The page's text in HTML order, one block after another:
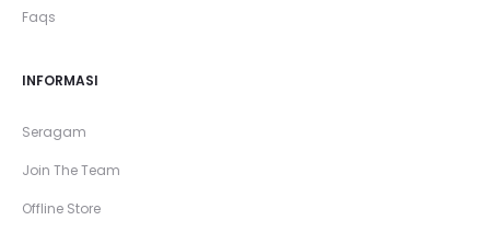
Faqs
INFORMASI
Seragam
Join The Team
Offline Store